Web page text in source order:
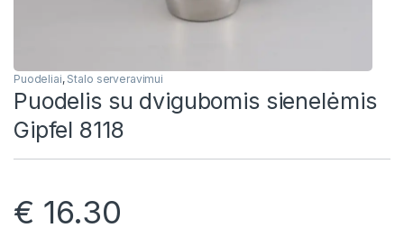
Puodeliai, Stalo serveravimui
Puodelis su dvigubomis sienelėmis
Gipfel 8118
€ 16.30